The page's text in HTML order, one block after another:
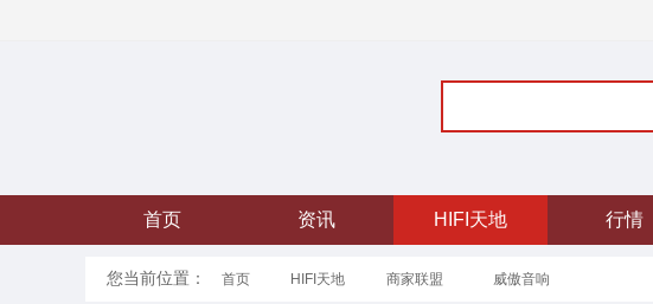
首页 资讯 HIFI天地 行情
您当前位置： 首页 HIFI天地 商家联盟 威傲音响